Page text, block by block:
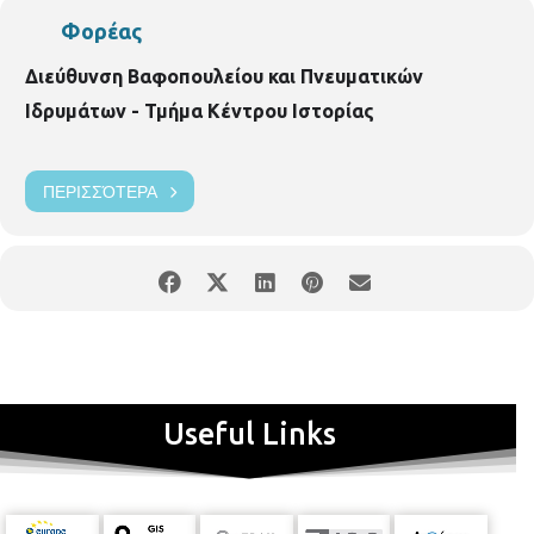
Φορέας
Διεύθυνση Βαφοπουλείου και Πνευματικών
Ιδρυμάτων - Τμήμα Κέντρου Ιστορίας
ΠΕΡΙΣΣΌΤΕΡΑ
Useful Links